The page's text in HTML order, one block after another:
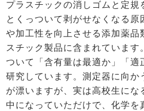
プラスチックの消しゴムと定規
とくっついて剥がせなくなる原
や加工性を向上させる添加薬品
スチック製品に含まれています
ついて「含有量は最適か」「適
研究しています。測定器に向か
が漂いますが、実は高校生に
中になっていただけで、化学を